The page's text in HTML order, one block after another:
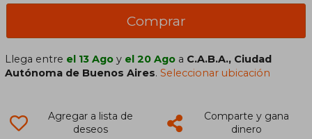
Comprar
Llega entre el 13 Ago y el 20 Ago a C.A.B.A., Ciudad
Autónoma de Buenos Aires.Seleccionar ubicación
Agregar a lista de
deseos
Comparte y gana
dinero